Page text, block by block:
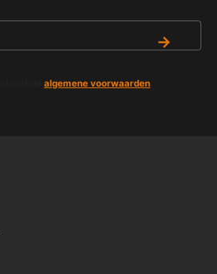
→
algemene voorwaarden